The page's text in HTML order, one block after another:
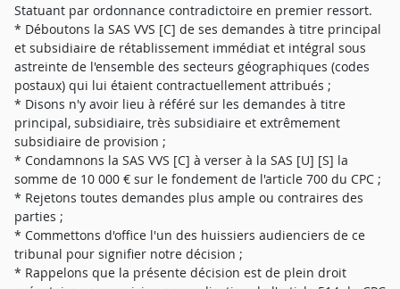
Statuant par ordonnance contradictoire en premier ressort.
* Déboutons la SAS VVS [C] de ses demandes à titre principal
et subsidiaire de rétablissement immédiat et intégral sous
astreinte de l'ensemble des secteurs géographiques (codes
postaux) qui lui étaient contractuellement attribués ;
* Disons n'y avoir lieu à référé sur les demandes à titre
principal, subsidiaire, très subsidiaire et extrêmement
subsidiaire de provision ;
* Condamnons la SAS VVS [C] à verser à la SAS [U] [S] la
somme de 10 000 € sur le fondement de l'article 700 du CPC ;
* Rejetons toutes demandes plus ample ou contraires des
parties ;
* Commettons d'office l'un des huissiers audienciers de ce
tribunal pour signifier notre décision ;
* Rappelons que la présente décision est de plein droit